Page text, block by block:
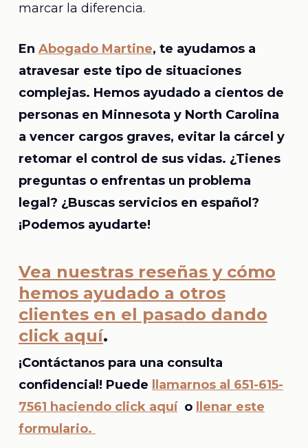
marcar la diferencia.
En Abogado Martine, te ayudamos a
atravesar este tipo de situaciones
complejas. Hemos ayudado a cientos de
personas en Minnesota y North Carolina
a vencer cargos graves, evitar la cárcel y
retomar el control de sus vidas. ¿Tienes
preguntas o enfrentas un problema
legal? ¿Buscas servicios en español?
¡Podemos ayudarte!
Vea nuestras reseñas y cómo
hemos ayudado a otros
clientes en el pasado dando
click aquí.
¡Contáctanos para una consulta
confidencial! Puede
llamarnos al 651-615-
7561 haciendo click aquío
llenar este
formulario.